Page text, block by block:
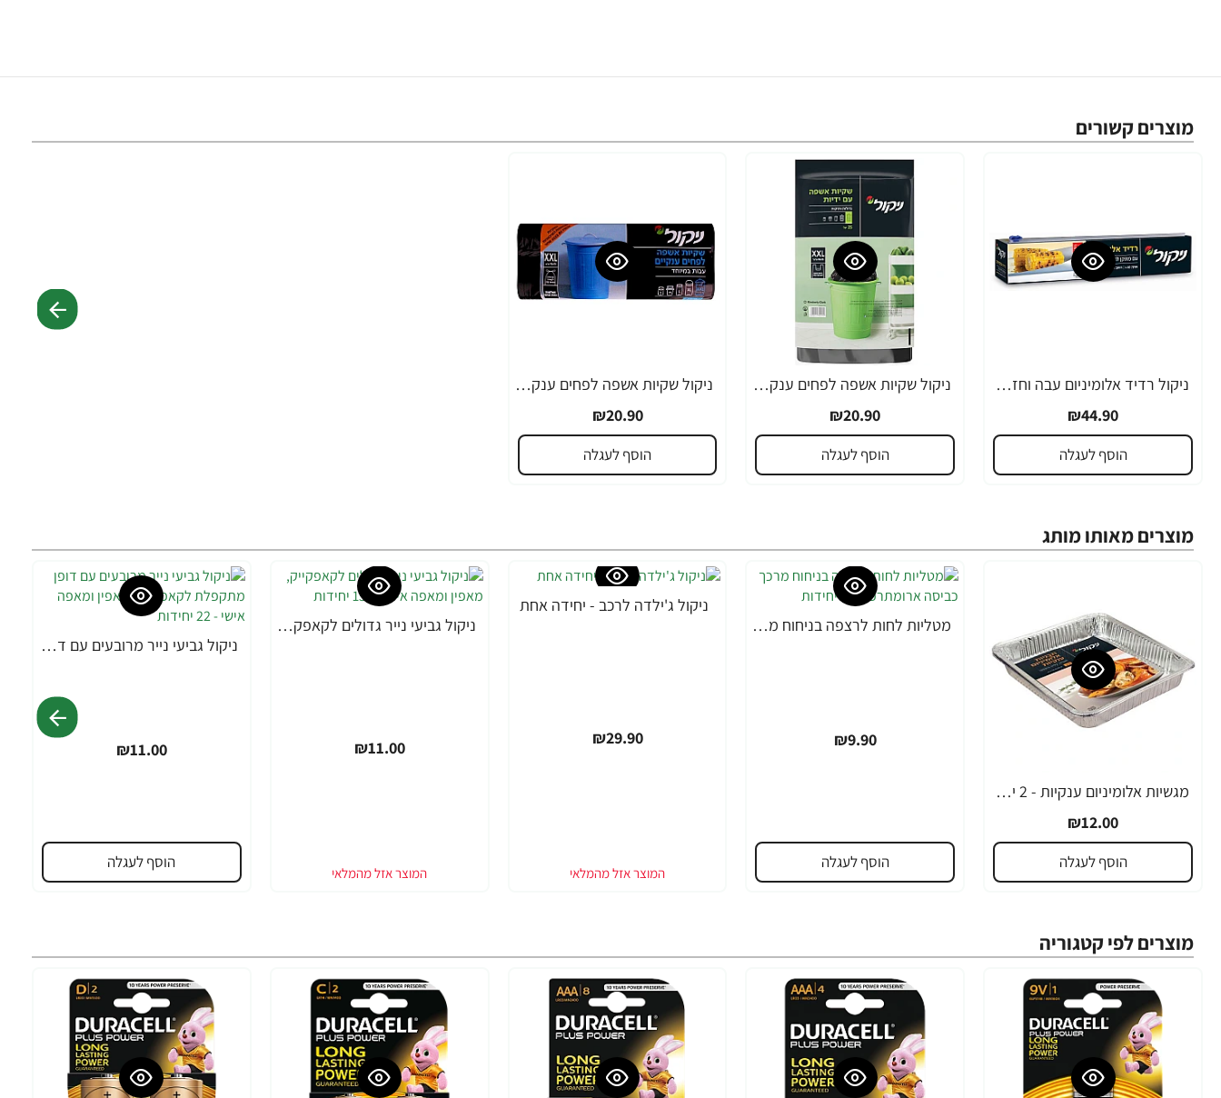
מוצרים קשורים
ניקול רדיד אלומיניום עבה וחזק במיוחד 15 מיקרון + סכין - רחב 30 ס”מ - 60 מטר
₪44.90
הוסף לעגלה
ניקול שקיות אשפה לפחים ענקיים XXL עם ידיות - 25 יחידות
₪20.90
הוסף לעגלה
ניקול שקיות אשפה לפחים ענקיים XXL עם ידיות בגליל 30 יחידות
₪20.90
הוסף לעגלה
מוצרים מאותו מותג
מגשיות אלומיניום ענקיות - 2 יחידות
₪12.00
הוסף לעגלה
מטליות לחות לרצפה בניחוח מרכך כביסה ארומתרפיה 10 יחידות
₪9.90
הוסף לעגלה
ניקול ג'ילדה לרכב - יחידה אחת
₪29.90
ניקול גביעי נייר גדולים לקאפקייק, מאפין ומאפה אישי - 150 יחידות
₪11.00
ניקול גביעי נייר מרובעים עם דופן מתקפלת לקאפקייק, מאפין ומאפה אישי - 22 יחידות
₪11.00
הוסף לעגלה
מוצרים לפי קטגוריה